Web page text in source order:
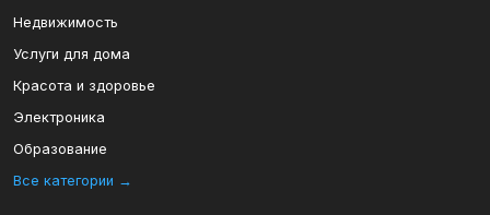
Недвижимость
Услуги для дома
Красота и здоровье
Электроника
Образование
Все категории →